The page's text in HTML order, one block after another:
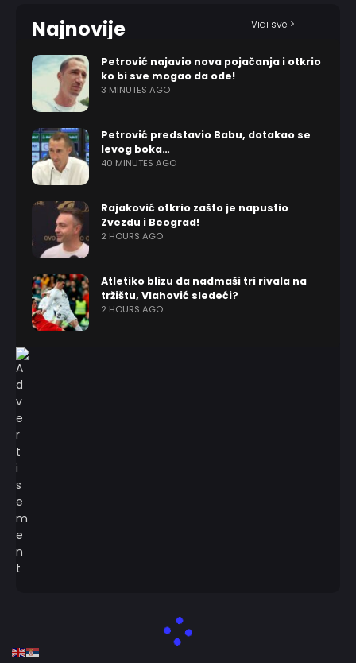
Najnovije Vidi sve >
Petrović najavio nova pojačanja i otkrio
ko bi sve mogao da ode!
3 MINUTES AGO
Petrović predstavio Babu, dotakao se
levog boka…
40 MINUTES AGO
Rajaković otkrio zašto je napustio
Zvezdu i Beograd!
2 HOURS AGO
Atletiko blizu da nadmaši tri rivala na
tržištu, Vlahović sledeći?
2 HOURS AGO